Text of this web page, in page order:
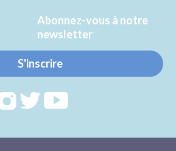
Abonnez-vous à notre
newsletter
S'inscrire
RejoignezRejoignezRejoignez